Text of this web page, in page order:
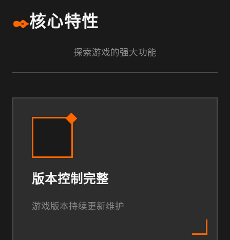
✒️核心特性
探索游戏的强大功能
版本控制完整
游戏版本持续更新维护